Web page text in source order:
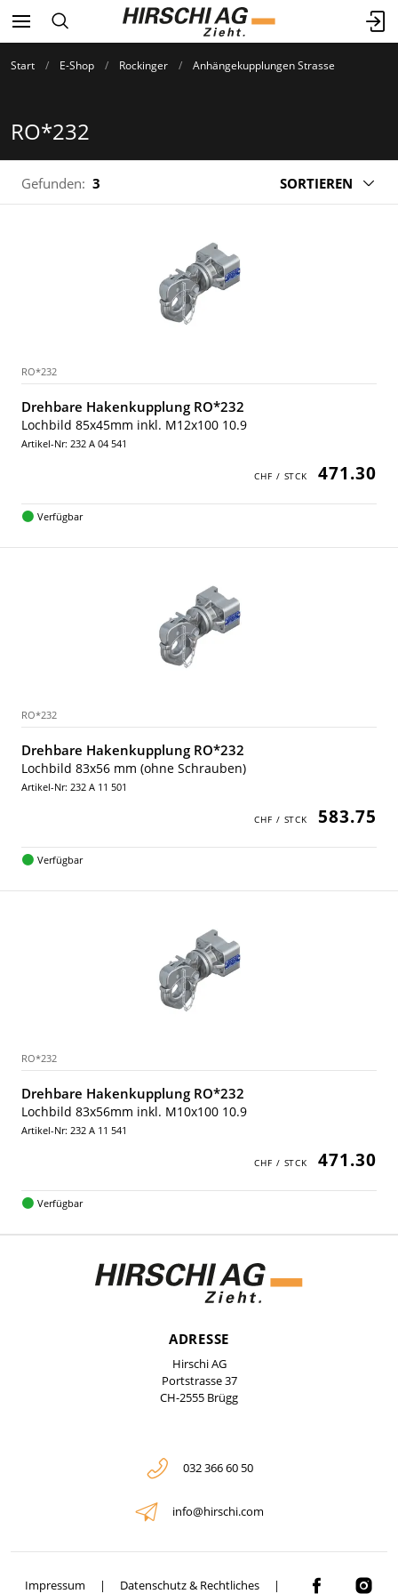
Start E-Shop Rockinger Anhängekupplungen Strasse
RO*232
Gefunden: 3 SORTIEREN
RO*232
Drehbare Hakenkupplung RO*232
Lochbild 85x45mm inkl. M12x100 10.9
Artikel-Nr: 232 A 04 541
471.30
Verfügbar
RO*232
Drehbare Hakenkupplung RO*232
Lochbild 83x56 mm (ohne Schrauben)
Artikel-Nr: 232 A 11 501
583.75
Verfügbar
RO*232
Drehbare Hakenkupplung RO*232
Lochbild 83x56mm inkl. M10x100 10.9
Artikel-Nr: 232 A 11 541
471.30
Verfügbar
ADRESSE
Hirschi AG
Portstrasse 37
CH-2555 Brügg
032 366 60 50
info@hirschi.com
Impressum Datenschutz & Rechtliches